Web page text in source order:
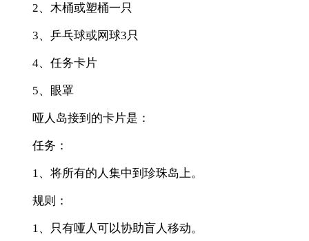
2、木桶或塑桶一只
3、乒乓球或网球3只
4、任务卡片
5、眼罩
哑人岛接到的卡片是：
任务：
1、将所有的人集中到珍珠岛上。
规则：
1、只有哑人可以协助盲人移动。